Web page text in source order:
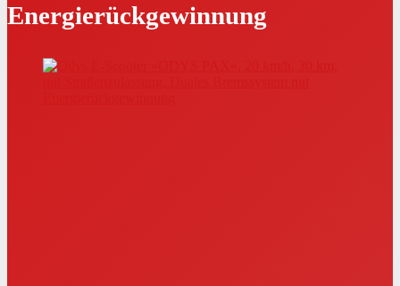
Energierückgewinnung